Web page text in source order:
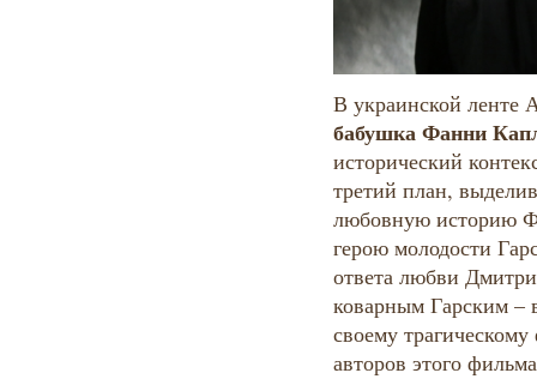
В украинской ленте
бабушка Фанни
исторический
третий план,
любовную историю
герою молодости
ответа любви
коварным Гарским –
своему
авторов этого